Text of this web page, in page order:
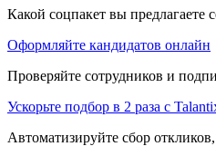
Какой соцпакет вы предлагаете
Оформляйте кандидатов онлайн
Проверяйте сотрудников и
Ускорьте подбор в 2 раза с
Автоматизируйте сбор